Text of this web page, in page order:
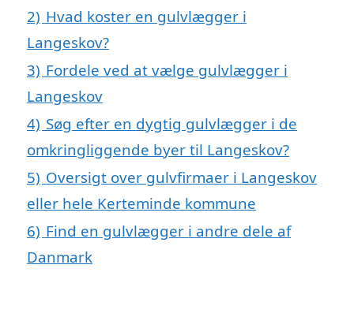
2) Hvad koster en gulvlægger i
Langeskov?
3) Fordele ved at vælge gulvlægger i
Langeskov
4) Søg efter en dygtig gulvlægger i de
omkringliggende byer til Langeskov?
5) Oversigt over gulvfirmaer i Langeskov
eller hele Kerteminde kommune
6) Find en gulvlægger i andre dele af
Danmark